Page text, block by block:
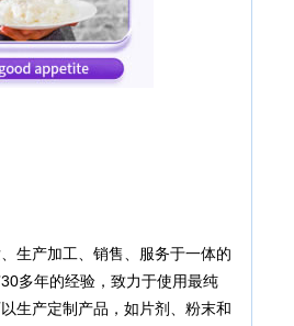
生产加工、销售、服务于一体的
多年的经验，致力于使用最纯
生产定制产品，如片剂、粉末和